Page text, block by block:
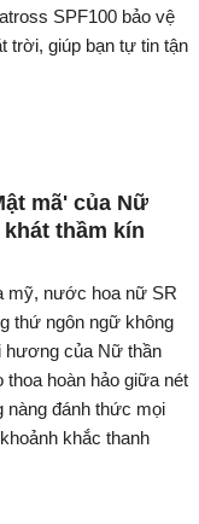
SPF100 bảo vệ
trời, giúp bạn tự tin tận
mã' của Nữ
thầm kín
mỹ, nước hoa nữ SR
thứ ngôn ngữ không
hương của Nữ thần
hoàn hảo giữa nét
nàng đánh thức mọi
khắc thanh